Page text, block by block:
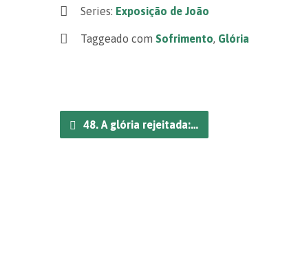
Series: Exposição de João
Taggeado com Sofrimento, Glória
48. A glória rejeitada:…